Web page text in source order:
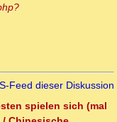
Feed dieser Diskussion
spielen sich (mal